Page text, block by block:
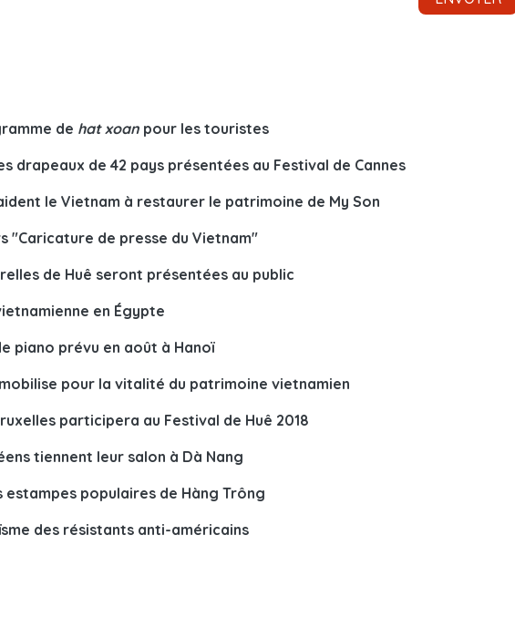
de hat xoan pour les touristes
drapeaux de 42 pays présentées au Festival de Cannes
le Vietnam à restaurer le patrimoine de My Son
"Caricature de presse du Vietnam"
de Huê seront présentées au public
en Égypte
piano prévu en août à Hanoï
pour la vitalité du patrimoine vietnamien
participera au Festival de Huê 2018
tiennent leur salon à Dà Nang
populaires de Hàng Trông
des résistants anti-américains